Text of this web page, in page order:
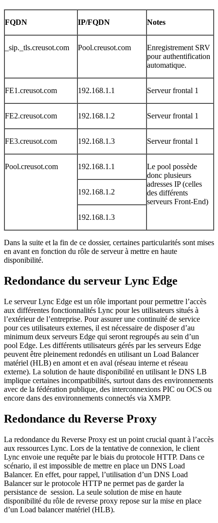
FQDN IP/FQDN Notes
_sip._tls.creusot.com Pool.creusot.com
Enregistrement SRV
pour authentification
automatique.
FE1.creusot.com 192.168.1.1 Serveur frontal 1
FE2.creusot.com 192.168.1.2 Serveur frontal 1
FE3.creusot.com 192.168.1.3 Serveur frontal 1
Pool.creusot.com 192.168.1.1
Le pool possède
donc plusieurs
adresses IP (celles
des différents
serveurs Front-End)
192.168.1.2
192.168.1.3
Dans la suite et la fin de ce dossier, certaines particularités sont mises
en avant en fonction du rôle de serveur à mettre en haute
disponibilité.
Redondance du serveur Lync Edge
Le serveur Lync Edge est un rôle important pour permettre l’accès
aux différentes fonctionnalités Lync pour les utilisateurs situés à
l’extérieur de l’entreprise. Pour assurer une continuité de service
pour ces utilisateurs externes, il est nécessaire de disposer d’au
minimum deux serveurs Edge qui seront regroupés au sein d’un
pool Edge. Les différents utilisateurs gérés par les serveurs Edge
peuvent être pleinement redondés en utilisant un Load Balancer
matériel (HLB) en amont et en aval (réseau interne et réseau
externe). La solution de haute disponibilité en utilisant le DNS LB
implique certaines incompatibilités, surtout dans des environnements
avec de la fédération publique, des interconnexions PIC ou OCS ou
encore dans des environnements connectés via XMPP.
Redondance du Reverse Proxy
La redondance du Reverse Proxy est un point crucial quant à l’accès
aux ressources Lync. Lors de la tentative de connexion, le client
Lync envoie une requête par le biais du protocole HTTP. Dans ce
scénario, il est impossible de mettre en place un DNS Load
Balancer. En effet, pour rappel, l’utilisation d’un DNS Load
Balancer sur le protocole HTTP ne permet pas de garder la
persistance de session. La seule solution de mise en haute
disponibilité du rôle de reverse proxy repose sur la mise en place
d’un Load balancer matériel (HLB).